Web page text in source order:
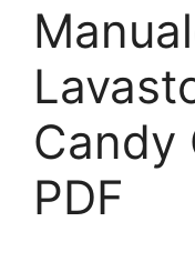
Candy
PDF